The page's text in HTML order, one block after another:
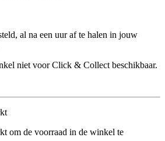
al na een uur af te halen in jouw
niet voor Click & Collect beschikbaar.
om de voorraad in de winkel te